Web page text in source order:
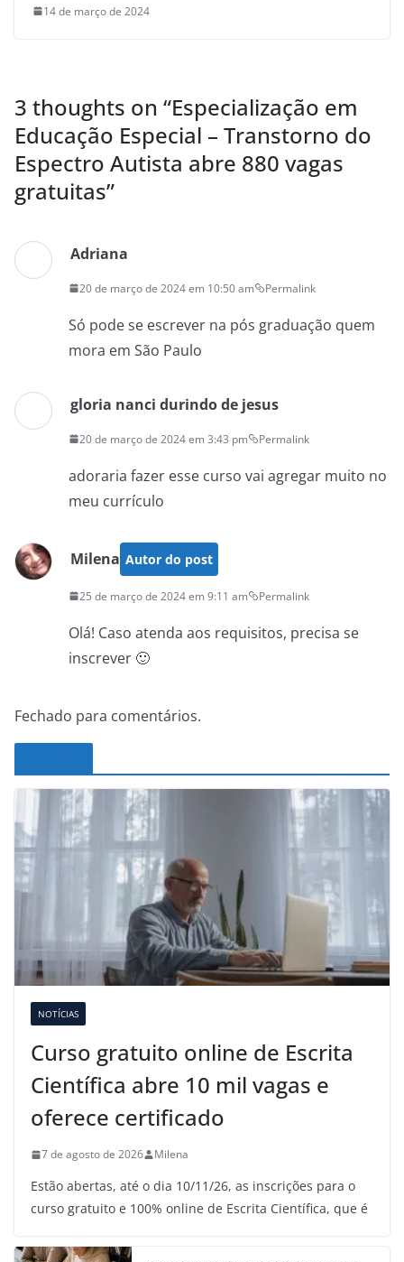
14 de março de 2024
3 thoughts on “Especialização em
Educação Especial – Transtorno do
Espectro Autista abre 880 vagas
gratuitas”
Adriana
20 de março de 2024 em 10:50 am Permalink
Só pode se escrever na pós graduação quem
mora em São Paulo
gloria nanci durindo de jesus
20 de março de 2024 em 3:43 pm Permalink
adoraria fazer esse curso vai agregar muito no
meu currículo
Milena Autor do post
25 de março de 2024 em 9:11 am Permalink
Olá! Caso atenda aos requisitos, precisa se
inscrever 🙂
Fechado para comentários.
NOTÍCIAS
Curso gratuito online de Escrita
Científica abre 10 mil vagas e
oferece certificado
7 de agosto de 2026 Milena
Estão abertas, até o dia 10/11/26, as inscrições para o
curso gratuito e 100% online de Escrita Científica, que é